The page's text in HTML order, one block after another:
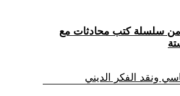
من سلسلة كتب محادثات مع
ونقد الفكر الديني